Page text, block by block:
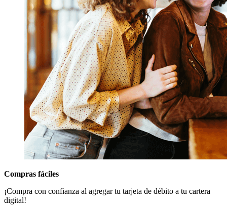
Compras fáciles
¡Compra con confianza al agregar tu tarjeta de débito a tu cartera
digital!